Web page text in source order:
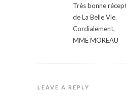
Très bonne
de La Belle Vie.
Cordialement,
MME MOREAU
LEAVE A REPLY